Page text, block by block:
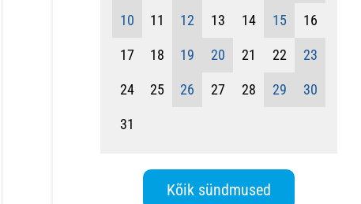
10 11 12 13 14 15 16
17 18 19 20 21 22 23
24 25 26 27 28 29 30
31
Kõik sündmused